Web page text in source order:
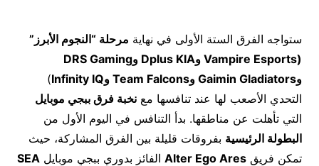
ستواجه الفرق الستة الأولى في نهاية مرحلة “النجوم الأبرز”
(
Vampire EsportsوDplus KIA وDRS Gaming
وGaimin GladiatorsوTeam FalconsوInfinity IQ
)
التحدي الأصعب لها عند تنافسها مع نخبة فرق ببجي موبايل
التي تأهلت عن مناطقها. بدأ التنافس في اليوم الأول من
البطولة الرئيسية بفروقات قليلة بين الفرق المشاركة، حيث
تمكن فريق Alter Ego Aresالفائز بدوري ببجي موبايل SEA